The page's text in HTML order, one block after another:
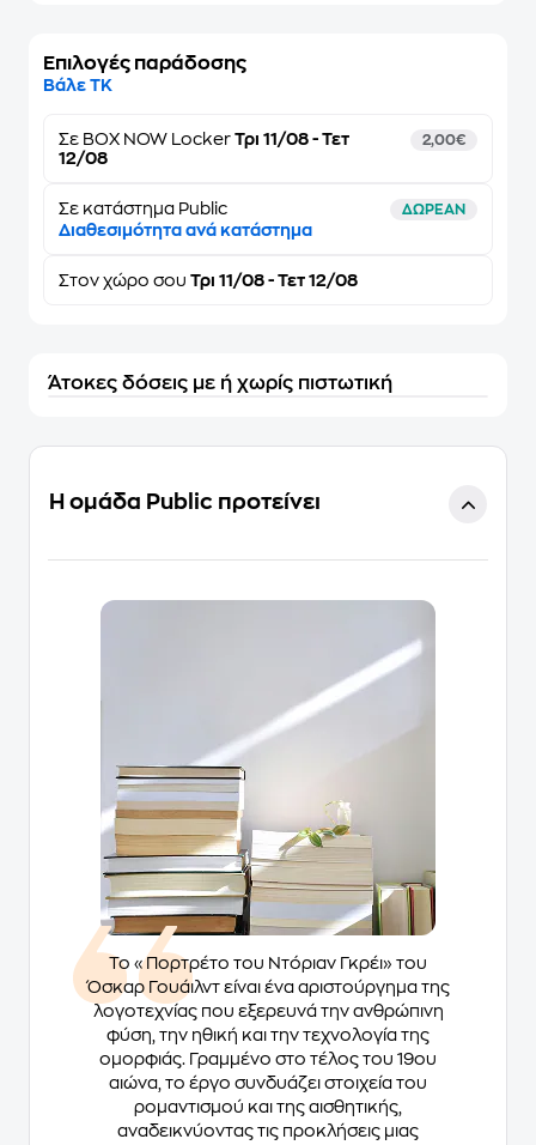
Επιλογές παράδοσης
Βάλε ΤΚ
Σε BOX NOW Locker Τρι 11/08 - Τετ
12/08
2,00€
Σε κατάστημα Public ΔΩΡΕΑΝ
Διαθεσιμότητα ανά κατάστημα
Στον χώρο σου Τρι 11/08 - Τετ 12/08
Άτοκες δόσεις με ή χωρίς πιστωτική
Η ομάδα Public προτείνει
Το «Πορτρέτο του Ντόριαν Γκρέι» του
Όσκαρ Γουάιλντ είναι ένα αριστούργημα της
λογοτεχνίας που εξερευνά την ανθρώπινη
φύση, την ηθική και την τεχνολογία της
ομορφιάς. Γραμμένο στο τέλος του 19ου
αιώνα, το έργο συνδυάζει στοιχεία του
ρομαντισμού και της αισθητικής,
αναδεικνύοντας τις προκλήσεις μιας